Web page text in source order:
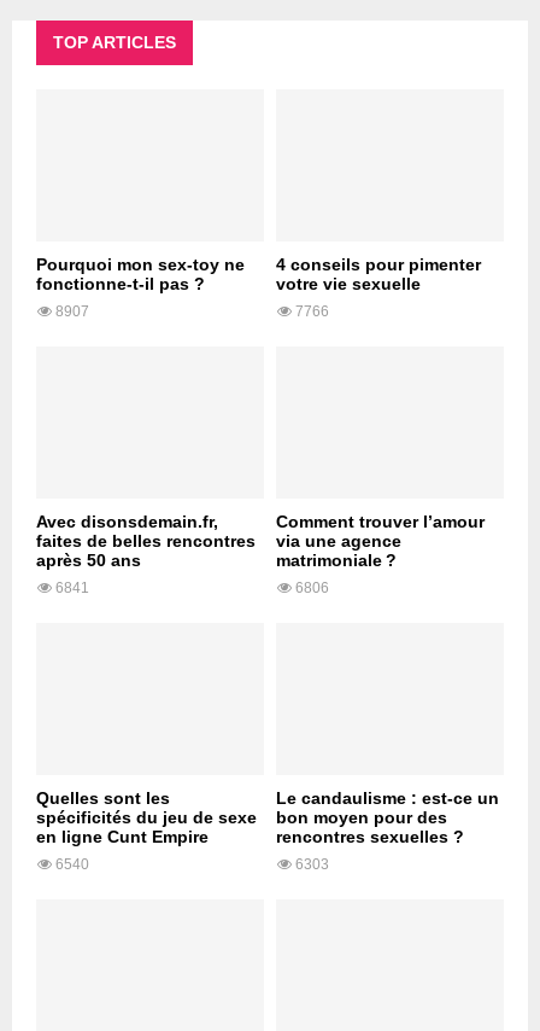
TOP ARTICLES
Pourquoi mon sex-toy ne
fonctionne-t-il pas ?
8907
4 conseils pour pimenter
votre vie sexuelle
7766
Avec disonsdemain.fr,
faites de belles rencontres
après 50 ans
6841
Comment trouver l’amour
via une agence
matrimoniale ?
6806
Quelles sont les
spécificités du jeu de sexe
en ligne Cunt Empire
6540
Le candaulisme : est-ce un
bon moyen pour des
rencontres sexuelles ?
6303